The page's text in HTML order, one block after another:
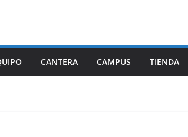
CANTERA CAMPUS TIENDA